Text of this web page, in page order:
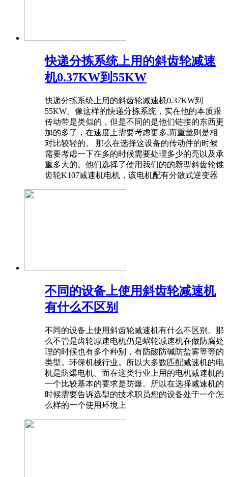
快递分拣系统上用的斜齿轮减速
机0.37KW到55KW
快递分拣系统上用的斜齿轮减速机0.37KW到
55KW。像这样的快递分拣系统，实在他的本质跟
传动带是类似的，但是不同的是他们链接的东西更
加的多了，在速度上需要考虑更多,而重量则是相
对比较轻的。 那么在选择这设备的传动件的时候
需要考虑一下在多的时候需要处理多少的亮以及承
重多大的。他们选择了使用我们的的新型斜齿轮锥
齿轮K107减速机电机，该电机配有分散式逆变器
不同的设备上使用斜齿轮减速机
有什么不区别
不同的设备上使用斜齿轮减速机有什么不区别。那
么不管是齿轮减速电机仍是蜗轮减速机在做防腐处
理的时候也有多个种别，有防酸防碱防盐雾等等的
类型。环保机械行业。所以大多数匹配减速机的电
机是防爆电机。而在这类行业上用的电机减速机的
一个比较基本的要求是防爆。所以在选择减速机的
时候需要告诉选型的技术职员您的设备处于一个怎
么样的一个使用环境上